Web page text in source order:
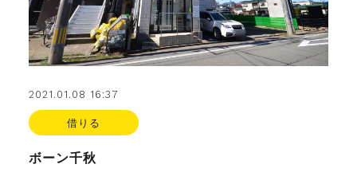
2021.01.08 16:37
借りる
ボーン千秋